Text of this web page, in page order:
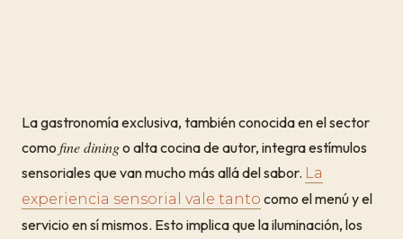
La gastronomía exclusiva, también conocida en el sector
como fine diningo alta cocina de autor, integra estímulos
sensoriales que van mucho más allá del sabor. La
experiencia sensorial vale tanto como el menú y el
servicio en sí mismos. Esto implica que la iluminación, los